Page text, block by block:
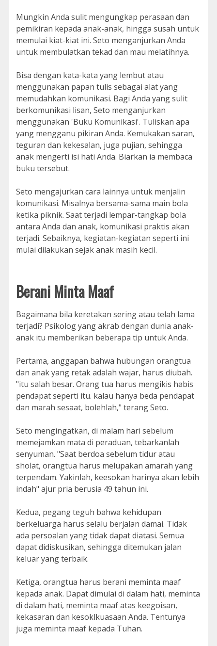
Mungkin Anda sulit mengungkap perasaan dan
pemikiran kepada anak-anak, hingga susah untuk
memulai kiat-kiat ini. Seto menganjurkan Anda
untuk membulatkan tekad dan mau melatihnya.
Bisa dengan kata-kata yang lembut atau
menggunakan papan tulis sebagai alat yang
memudahkan komunikasi. Bagi Anda yang sulit
berkomunikasi lisan, Seto menganjurkan
menggunakan 'Buku Komunikasi'. Tuliskan apa
yang mengganu pikiran Anda. Kemukakan saran,
teguran dan kekesalan, juga pujian, sehingga
anak mengerti isi hati Anda. Biarkan ia membaca
buku tersebut.
Seto mengajurkan cara lainnya untuk menjalin
komunikasi. Misalnya bersama-sama main bola
ketika piknik. Saat terjadi lempar-tangkap bola
antara Anda dan anak, komunikasi praktis akan
terjadi. Sebaiknya, kegiatan-kegiatan seperti ini
mulai dilakukan sejak anak masih kecil.
Berani Minta Maaf
Bagaimana bila keretakan sering atau telah lama
terjadi? Psikolog yang akrab dengan dunia anak-
anak itu memberikan beberapa tip untuk Anda.
Pertama, anggapan bahwa hubungan orangtua
dan anak yang retak adalah wajar, harus diubah.
"itu salah besar. Orang tua harus mengikis habis
pendapat seperti itu. kalau hanya beda pendapat
dan marah sesaat, bolehlah," terang Seto.
Seto mengingatkan, di malam hari sebelum
memejamkan mata di peraduan, tebarkanlah
senyuman. "Saat berdoa sebelum tidur atau
sholat, orangtua harus melupakan amarah yang
terpendam. Yakinlah, keesokan harinya akan lebih
indah" ajur pria berusia 49 tahun ini.
Kedua, pegang teguh bahwa kehidupan
berkeluarga harus selalu berjalan damai. Tidak
ada persoalan yang tidak dapat diatasi. Semua
dapat didiskusikan, sehingga ditemukan jalan
keluar yang terbaik.
Ketiga, orangtua harus berani meminta maaf
kepada anak. Dapat dimulai di dalam hati, meminta
di dalam hati, meminta maaf atas keegoisan,
kekasaran dan kesoklkuasaan Anda. Tentunya
juga meminta maaf kepada Tuhan.